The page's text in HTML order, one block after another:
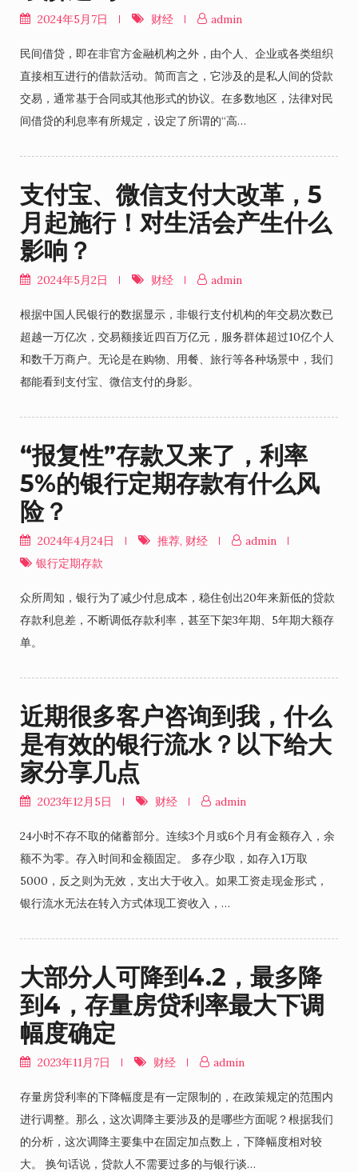
2024年5月7日 财经 admin
民间借贷，即在非官方金融机构之外，由个人、企业或各类组织
直接相互进行的借款活动。简而言之，它涉及的是私人间的贷款
交易，通常基于合同或其他形式的协议。在多数地区，法律对民
间借贷的利息率有所规定，设定了所谓的“高…
支付宝、微信支付大改革，5
月起施行！对生活会产生什么
影响？
2024年5月2日 财经 admin
根据中国人民银行的数据显示，非银行支付机构的年交易次数已
超越一万亿次，交易额接近四百万亿元，服务群体超过10亿个人
和数千万商户。无论是在购物、用餐、旅行等各种场景中，我们
都能看到支付宝、微信支付的身影。
“报复性”存款又来了，利率
5%的银行定期存款有什么风
险？
2024年4月24日 推荐, 财经
admin
银行定期存款
众所周知，银行为了减少付息成本，稳住创出20年来新低的贷款
存款利息差，不断调低存款利率，甚至下架3年期、5年期大额存
单。
近期很多客户咨询到我，什么
是有效的银行流水？以下给大
家分享几点
2023年12月5日 财经 admin
24小时不存不取的储蓄部分。连续3个月或6个月有金额存入，余
额不为零。存入时间和金额固定。 多存少取，如存入1万取
5000，反之则为无效，支出大于收入。如果工资走现金形式，
银行流水无法在转入方式体现工资收入，…
大部分人可降到4.2，最多降
到4，存量房贷利率最大下调
幅度确定
2023年11月7日 财经 admin
存量房贷利率的下降幅度是有一定限制的，在政策规定的范围内
进行调整。那么，这次调降主要涉及的是哪些方面呢？根据我们
的分析，这次调降主要集中在固定加点数上，下降幅度相对较
大。 换句话说，贷款人不需要过多的与银行谈…